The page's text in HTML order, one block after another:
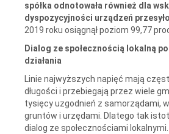
spółka odnotowała również dla
dyspozycyjności urządzeń
2019 roku osiągnął poziom 99,77
Dialog ze społecznością lokalną
działania
Linie najwyższych napięć mają
długości i przebiegają przez wiele
tysięcy uzgodnień z samorządami,
gruntów i urzędami. Dlatego tak
dialog ze społecznościami lokalnymi.